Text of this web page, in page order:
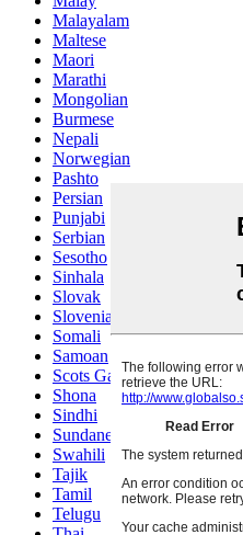
Malayalam
Maltese
Maori
Marathi
Mongolian
Burmese
Nepali
Norwegian
Pashto
Persian
Punjabi
Serbian
Sesotho
Sinhala
Slovak
Slovenian
Somali
Samoan
Scots Gaelic
Shona
Sindhi
Sundanese
Swahili
Tajik
Tamil
Telugu